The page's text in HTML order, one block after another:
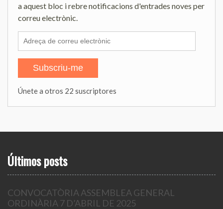
a aquest bloc i rebre notificacions d'entrades noves per
correu electrònic.
Adreça
de
correu
electrònic
Subscriu-me
Únete a otros 22 suscriptores
Últimos posts
CONVOCATÒRIA ASSEMBLEA GENERAL
ORDINÀRIA 7 D’ABRIL DE 2025